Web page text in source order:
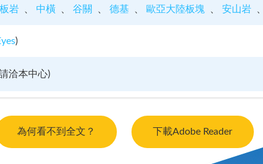
板岩 中橫 谷關 德基 歐亞大陸板塊 安山岩
)
洽本中心)
為何看不到全文？ 下載Adobe Reader